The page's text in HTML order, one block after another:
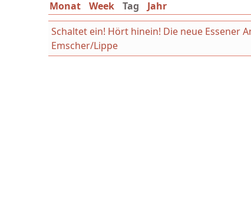
Monat Week Tag (aktiver Reiter)
Jahr
Schaltet ein! Hört hinein! Die neue Essener
Emscher/Lippe